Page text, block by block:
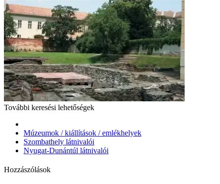
További keresési lehetőségek
Múzeumok / kiállítások / emlékhelyek
Szombathely látnivalói
Nyugat-Dunántúl látnivalói
Hozzászólások